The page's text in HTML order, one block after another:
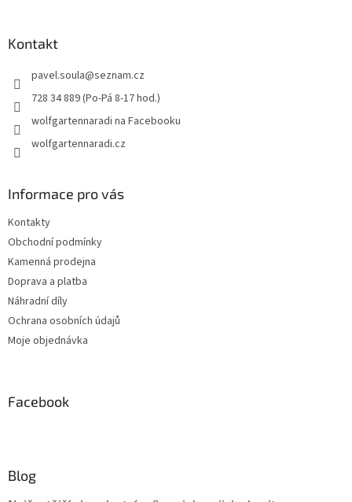
Kontakt
pavel.soula@seznam.cz
728 34 889 (Po-Pá 8-17 hod.)
wolfgartennaradi na Facebooku
wolfgartennaradi.cz
Informace pro vás
Kontakty
Obchodní podmínky
Kamenná prodejna
Doprava a platba
Náhradní díly
Ochrana osobních údajů
Moje objednávka
Facebook
Blog